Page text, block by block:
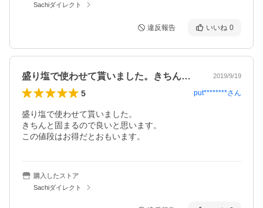
Sachiダイレクト
違反報告 いいね 0
盛り塩で使わせて貰いました。きちんと固… 2019/9/19
5 put********さん
盛り塩で使わせて貰いました。
きちんと固まるので良いと思います。
この値段はお得だとおもいます。
購入したストア
Sachiダイレクト